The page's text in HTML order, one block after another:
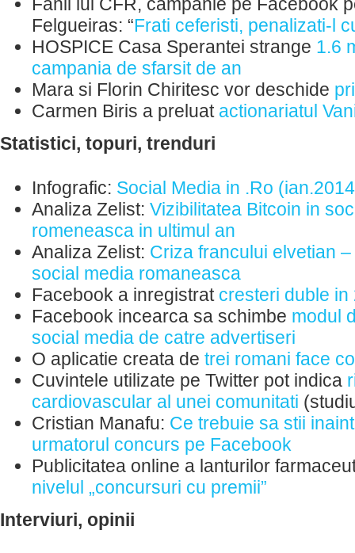
Felgueiras: “Frati ceferisti, penalizati-l
HOSPICE Casa Sperantei strange 1.6
campania de sfarsit de an
Mara si Florin Chiritesc vor deschide
Carmen Biris a preluat actionariatul
Statistici, topuri, trenduri
Infografic: Social Media in .Ro
Analiza Zelist: Vizibilitatea Bitcoin in
romeneasca in ultimul an
Analiza Zelist: Criza francului elvetian
social media romaneasca
Facebook a inregistrat cresteri duble in
Facebook incearca sa schimbe modul
social media de catre advertiseri
O aplicatie creata de trei romani face
Cuvintele utilizate pe Twitter pot indica
cardiovascular al unei comunitati
Cristian Manafu: Ce trebuie sa stii
urmatorul concurs pe Facebook
Publicitatea online a lanturilor
nivelul „concursuri cu premii”
Interviuri, opinii